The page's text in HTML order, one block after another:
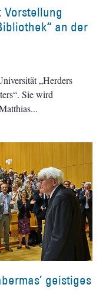
an der
„Herders
Sie wird
geistiges